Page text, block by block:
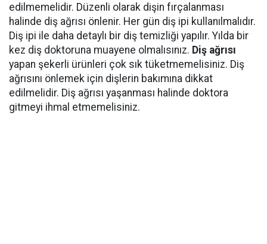
edilmemelidir. Düzenli olarak dişin fırçalanması
halinde diş ağrısı önlenir. Her gün diş ipi kullanılmalıdır.
Diş ipi ile daha detaylı bir diş temizliği yapılır. Yılda bir
kez diş doktoruna muayene olmalısınız. Diş ağrısı
yapan şekerli ürünleri çok sık tüketmemelisiniz. Diş
ağrısını önlemek için dişlerin bakımına dikkat
edilmelidir. Diş ağrısı yaşanması halinde doktora
gitmeyi ihmal etmemelisiniz.